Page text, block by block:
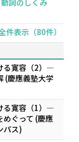
詞のしくみ
件表示（80件）
る寛容（2）―
(慶應義塾大学
る寛容（1）―
めぐって (慶應
パス)